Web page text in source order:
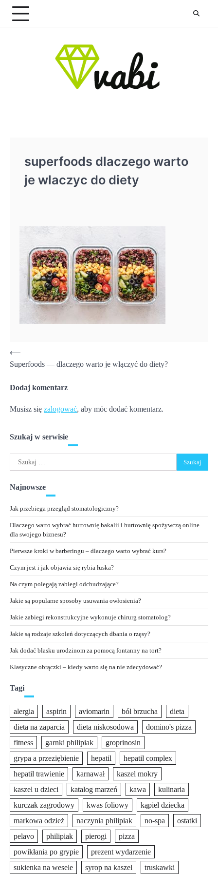
Skip
content
superfoods dlaczego warto
je wlaczyc do diety
Nawigacja
wpisu
⟵
Superfoods — dlaczego warto je włączyć do diety?
Dodaj komentarz
Musisz się zalogować, aby móc dodać komentarz.
Szukaj w serwisie
Szukaj:
Najnowsze
Jak przebiega przegląd stomatologiczny?
Dlaczego warto wybrać hurtownię bakalii i hurtownię spożywczą online
dla swojego biznesu?
Pierwsze kroki w barberingu – dlaczego warto wybrać kurs?
Czym jest i jak objawia się rybia łuska?
Na czym polegają zabiegi odchudzające?
Jakie są popularne sposoby usuwania owłosienia?
Jakie zabiegi rekonstrukcyjne wykonuje chirurg stomatolog?
Jakie są rodzaje szkoleń dotyczących dbania o rzęsy?
Jak dodać blasku urodzinom za pomocą fontanny na tort?
Klasyczne obrączki – kiedy warto się na nie zdecydować?
Tagi
alergia aspirin aviomarin ból brzucha
dieta
dieta na zaparcia
dieta niskosodowa
domino's pizza
fitness
garnki philipiak
groprinosin
grypa a przeziębienie
hepatil
hepatil complex
hepatil trawienie
karnawał
kaszel mokry
kaszel u dzieci
katalog marzeń kawa
kulinaria
kurczak zagrodowy
kwas foliowy
kąpiel dziecka
markowa odzież
naczynia philipiak no-spa
ostatki
pelavo
philipiak pierogi
pizza
powikłania po grypie
prezent wydarzenie
sukienka na wesele
syrop na kaszel truskawki